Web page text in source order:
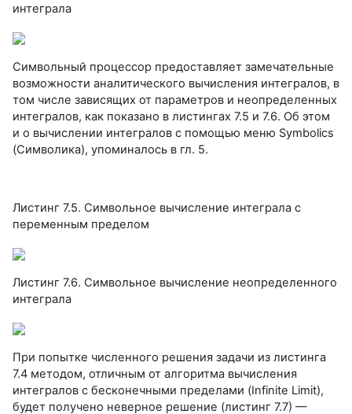
интеграла
Символьный процессор предоставляет замечательные
возможности аналитического вычисления интегралов, в
том числе зависящих от параметров и неопределенных
интегралов, как показано в листингах 7.5 и 7.6. Об этом
и о вычислении интегралов с помощью меню Symbolics
(Символика), упоминалось в гл. 5.
Листинг 7.5. Символьное вычисление интеграла с
переменным пределом
Листинг 7.6. Символьное вычисление неопределенного
интеграла
При попытке численного решения задачи из листинга
7.4 методом, отличным от алгоритма вычисления
интегралов с бесконечными пределами (Infinite Limit),
будет получено неверное решение (листинг 7.7) —